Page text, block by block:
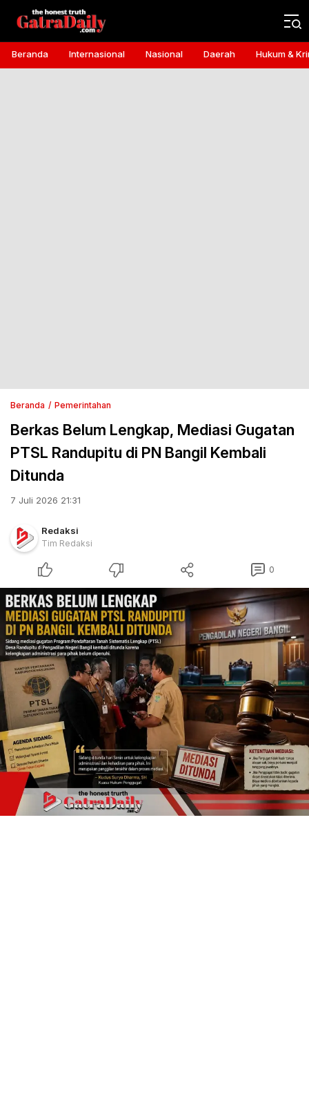
Gatra Daily
the honest truth
Beranda Internasional Nasional Daerah Hukum &
Beranda Pemerintahan
Berkas Belum Lengkap, Mediasi Gugatan
PTSL Randupitu di PN Bangil Kembali
Ditunda
7 Juli 2026 21:31
Redaksi
Tim Redaksi
0